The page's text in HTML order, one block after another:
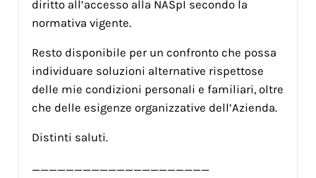
diritto all’accesso alla NASpI secondo la
normativa vigente.
Resto disponibile per un confronto che possa
individuare soluzioni alternative rispettose
delle mie condizioni personali e familiari, oltre
che delle esigenze organizzative dell’Azienda.
Distinti saluti.
_____________________